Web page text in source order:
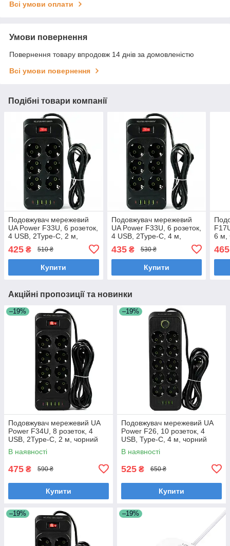
Всі умови оплати
Умови повернення
Повернення товару впродовж 14 днів за домовленістю
Всі умови повернення
Подібні товари компанії
Подовжувач мережевий
UA Power F33U, 6 розеток,
4 USB, 2Type-C, 2 м,
425 ₴ 510 ₴
Купити
Подовжувач мережевий
UA Power F33U, 6 розеток,
4 USB, 2Type-C, 4 м,
435₴ 530 ₴
Купити
6 м,
465
Акційні пропозиції та новинки
–19%
Подовжувач мережевий UA
Power F34U, 8 розеток, 4
USB, 2Type-C, 2 м, чорний
В наявності
475 ₴ 590 ₴
Купити
–19%
Подовжувач мережевий UA
Power F26, 10 розеток, 4
USB, Type-C, 4 м, чорний
В наявності
525 ₴ 650 ₴
Купити
–19% –19%